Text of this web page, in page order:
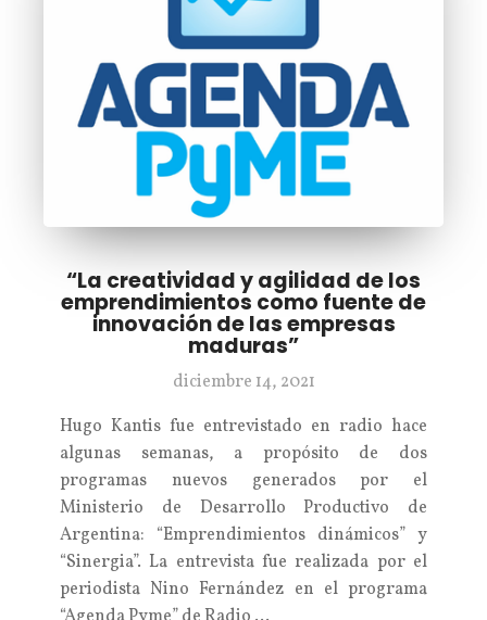
“La creatividad y agilidad de los
emprendimientos como fuente de
innovación de las empresas
maduras”
diciembre 14, 2021
Hugo Kantis fue entrevistado en radio hace
algunas semanas, a propósito de dos
programas nuevos generados por el
Ministerio de Desarrollo Productivo de
Argentina: “Emprendimientos dinámicos” y
“Sinergia”. La entrevista fue realizada por el
periodista Nino Fernández en el programa